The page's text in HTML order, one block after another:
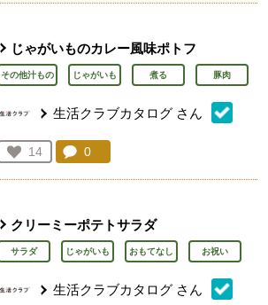
じゃがいものカレー風味ポトフ
その他汁もの じゃがいも 煮る 豚肉
生活クラブカタログ さん
お気に入り登録：
14
人が登録
コメント：
0
クリーミーポテトサラダ
サラダ じゃがいも おもてなし お祝い
生活クラブカタログ さん